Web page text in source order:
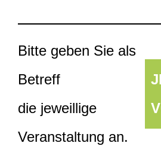
Bitte geben Sie als
Betreff
die jeweillige
Veranstaltung an.